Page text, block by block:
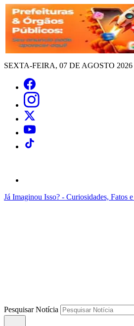
SEXTA-FEIRA, 07 DE AGOSTO 2026
Já Imaginou Isso? - Curiosidades, Fatos
Pesquisar Notícia